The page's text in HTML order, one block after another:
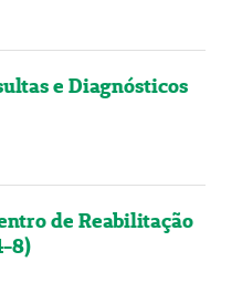
e Diagnósticos
de Reabilitação
8)